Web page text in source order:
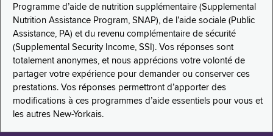
Programme d’aide de nutrition supplémentaire (Supplemental
Nutrition Assistance Program, SNAP), de l’aide sociale (Public
Assistance, PA) et du revenu complémentaire de sécurité
(Supplemental Security Income, SSI). Vos réponses sont
totalement anonymes, et nous apprécions votre volonté de
partager votre expérience pour demander ou conserver ces
prestations. Vos réponses permettront d’apporter des
modifications à ces programmes d’aide essentiels pour vous et
les autres New-Yorkais.